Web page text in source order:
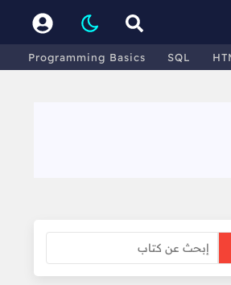
Programming Basics SQL